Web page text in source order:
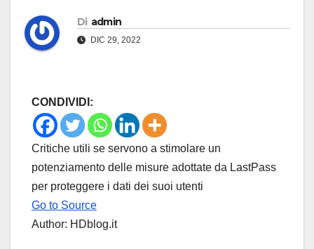
Di admin
DIC 29, 2022
CONDIVIDI:
Critiche utili se servono a stimolare un
potenziamento delle misure adottate da LastPass
per proteggere i dati dei suoi utenti
Go to Source
Author: HDblog.it